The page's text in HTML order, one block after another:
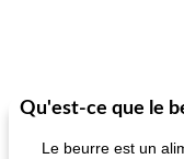
Qu'est-ce que le
Le beurre est un